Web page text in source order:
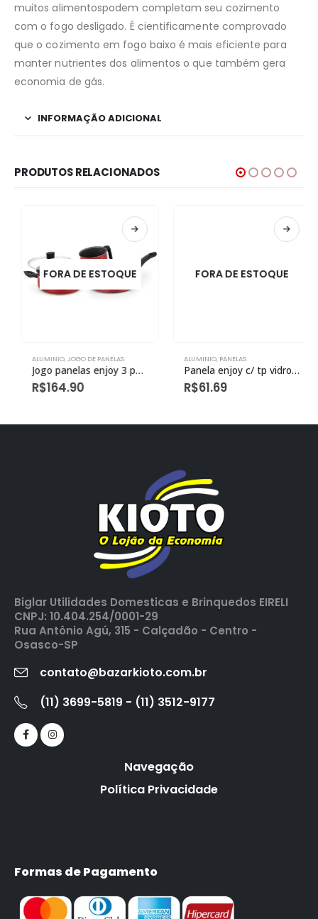
muitos alimentospodem completam seu cozimento
com o fogo desligado. É cientificamente comprovado
que o cozimento em fogo baixo é mais eficiente para
manter nutrientes dos alimentos o que também gera
economia de gás.
INFORMAÇÃO ADICIONAL
PRODUTOS RELACIONADOS
FORA DE ESTOQUE
ALUMINIO,JOGO DE PANELAS
Jogo panelas enjoy 3 peças C/ Tampa Vidro antiaderente Vermelho
R$164.90
FORA DE ESTOQUE
ALUMINIO,PANELAS
Panela enjoy c/ tp vidro anti aderente cinza n16
R$61.69
Biglar Utilidades Domesticas e Brinquedos EIRELI
CNPJ: 10.404.254/0001-29
Rua Antônio Agú, 315 - Calçadão - Centro -
Osasco-SP
contato@bazarkioto.com.br
(11) 3699-5819 - (11) 3512-9177
Navegação
Política Privacidade
Formas de Pagamento